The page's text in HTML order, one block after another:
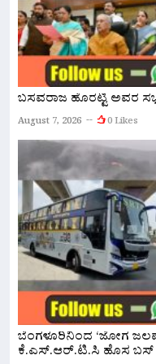
ಬಸವರಾಜ ಹೊರಟ್ಟಿ ಅವರ
August 7, 2026 0 Likes
ಬೆಂಗಳೂರಿನಿಂದ ‘ಜೋಗ
ಕೆ.ಎಸ್.ಆರ್.ಟಿ.ಸಿ ಹೊಸ ಬಸ್